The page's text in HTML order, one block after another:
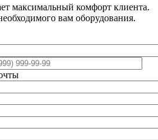
максимальный комфорт клиента.
вам оборудования.